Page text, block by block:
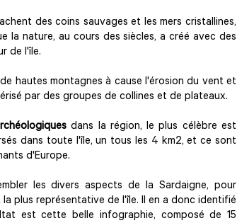
des coins sauvages et les mers cristallines,
la nature, au cours des siècles, a créé avec des
de l'île.
hautes montagnes à cause l'érosion du vent et
par des groupes de collines et de plateaux.
dans la région, le plus célèbre est
dans toute l'île, un tous les 4 km2, et ce sont
d'Europe.
les divers aspects de la Sardaigne, pour
plus représentative de l'île. Il en a donc identifié
est cette belle infographie, composé de 15